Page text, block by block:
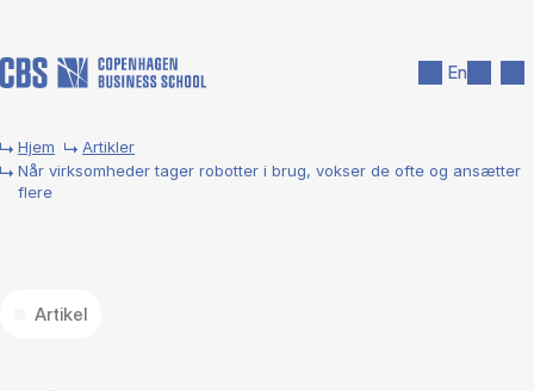
En
Hjem
Artikler
Når virksomheder tager robotter i brug, vokser de ofte og ansætter
flere
Artikel